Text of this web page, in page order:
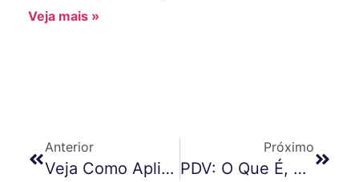
Veja mais »
Anterior
Veja Como Aplicar E-Mail Marketing Para Ajudar Nas Vendas
Próximo
PDV: O Que É, Quais São As Suas Funções E Como Aplicar Nos Negócios